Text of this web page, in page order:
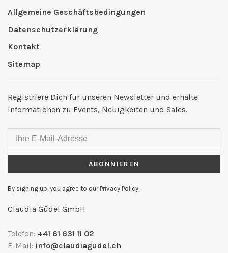
Allgemeine Geschäftsbedingungen
Datenschutzerklärung
Kontakt
Sitemap
Registriere Dich für unseren Newsletter und erhalte
Informationen zu Events, Neuigkeiten und Sales.
ABONNIEREN
By signing up, you agree to our Privacy Policy.
Claudia Güdel GmbH
Telefon: +41 61 631 11 02
E-Mail: info@claudiagudel.ch